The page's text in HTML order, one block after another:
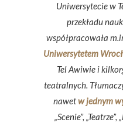
Uniwersytecie w
przekładu
współpracowała
Uniwersytetem
Tel Awiwie i
teatralnych.
nawetw jednym
„Scenie”,